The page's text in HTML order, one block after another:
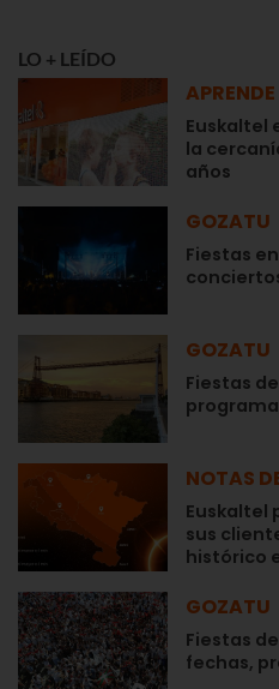
LO + LEÍDO
APRENDE
Euskaltel
la
años
GOZATU
Fiestas
GOZATU
Fiestas
NOTAS
Euskaltel
sus
histórico
GOZATU
Fiestas
fechas,